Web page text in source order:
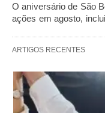
O aniversário de São
ações em agosto,
ARTIGOS RECENTES